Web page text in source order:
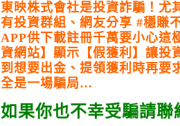
東映株式會社是投資詐騙！尤
有投資群組、網友分享 #穩賺
APP供下載註冊千萬要小心這
資網站】顯示【假獲利】讓投
到想要出金、提領獲利時再要
全是一場騙局…
如果你也不幸受騙請聯